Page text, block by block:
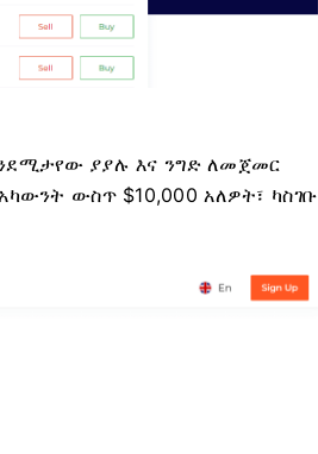
ያያሉ እና ንግድ ለመጀመር
ውስጥ $10,000 አለዎት፣ ካስገቡ